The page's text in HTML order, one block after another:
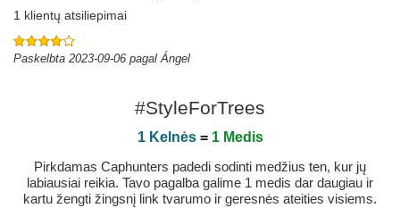
1 klientų atsiliepimai
Paskelbta 2023-09-06 pagal Ángel
#StyleForTrees
1 Kelnės= 1 Medis
Pirkdamas Caphunters padedi sodinti medžius ten, kur jų
labiausiai reikia. Tavo pagalba galime 1 medis dar daugiau ir
kartu žengti žingsnį link tvarumo ir geresnės ateities visiems.